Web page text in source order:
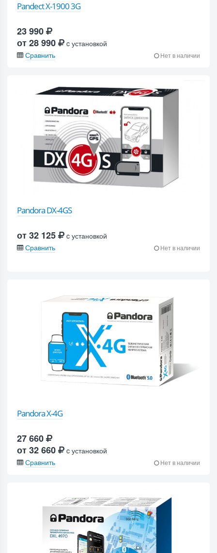
Pandect X-1900 3G
23 990
от 28 990
c установкой
Сравнить
Нет в наличии
Pandora DX-4GS
от 32 125
c установкой
Сравнить
Нет в наличии
Pandora X-4G
27 660
от 32 660
c установкой
Сравнить
Нет в наличии